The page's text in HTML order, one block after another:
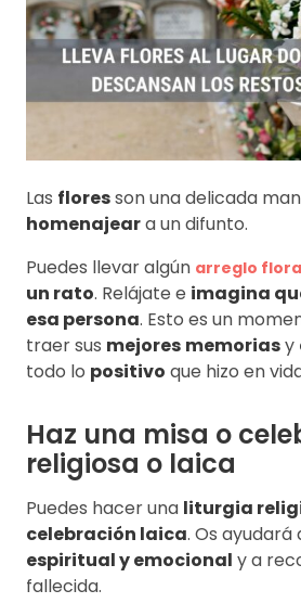
Las floresson una delicada
homenajeara un difunto.
Puedes llevar algún arreglo
un rato. Relájate e imagina
esa persona. Esto es un
traer sus mejores memoriasy
todo lo positivo que hizo en
Haz una misa o
religiosa o laica
Puedes hacer una liturgia
celebración laica. Os ayudará
espiritual y emocional y a
fallecida.